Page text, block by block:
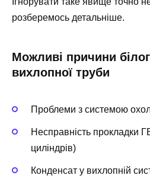
розберемось детальніше.
Можливі причини
вихлопної труби
Проблеми з системою
Несправність прокладки
циліндрів)
Конденсат у вихлопній